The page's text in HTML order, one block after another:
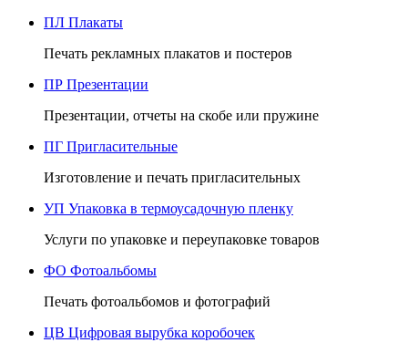
ПЛ Плакаты
Печать рекламных плакатов и постеров
ПР Презентации
Презентации, отчеты на скобе или пружине
ПГ Пригласительные
Изготовление и печать пригласительных
УП Упаковка в термоусадочную пленку
Услуги по упаковке и переупаковке товаров
ФО Фотоальбомы
Печать фотоальбомов и фотографий
ЦВ Цифровая вырубка коробочек